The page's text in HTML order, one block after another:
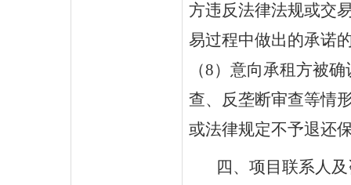
方违反法律法规或交
易过程中做出的承诺
（8）意向承租方被
查、反垄断审查等情
或法律规定不予退还
四、项目联系人